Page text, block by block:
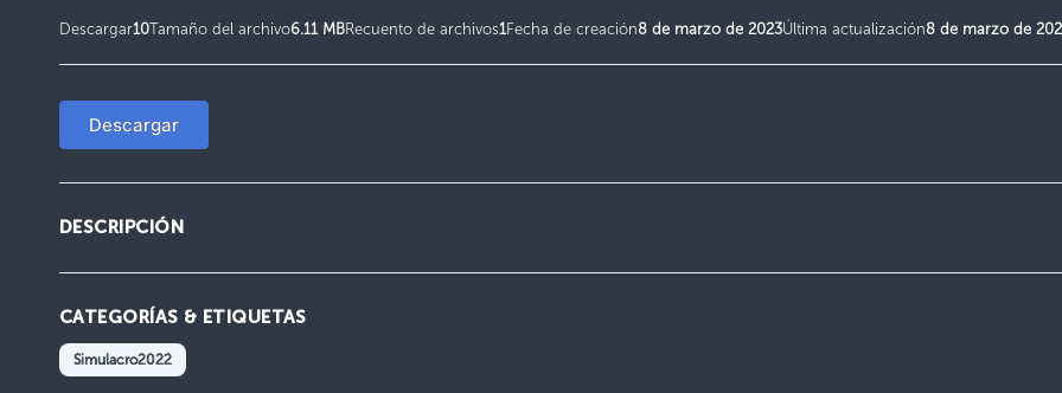
Descargar10Tamaño del archivo6.11 MBRecuento de archivos1Fecha de creación8 de marzo de 2023Última actualización8 de marzo de
Descargar
DESCRIPCIÓN
CATEGORÍAS & ETIQUETAS
Simulacro2022